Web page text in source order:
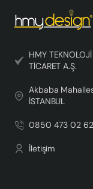
HMY
TİCARET A.Ş.
Akbaba
İSTANBUL
0850 473 02 62
İletişim